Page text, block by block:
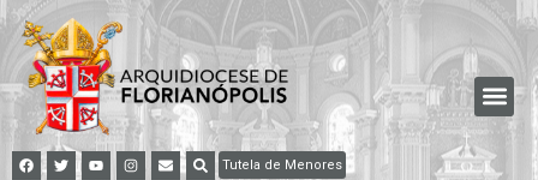
Tutela de Menores